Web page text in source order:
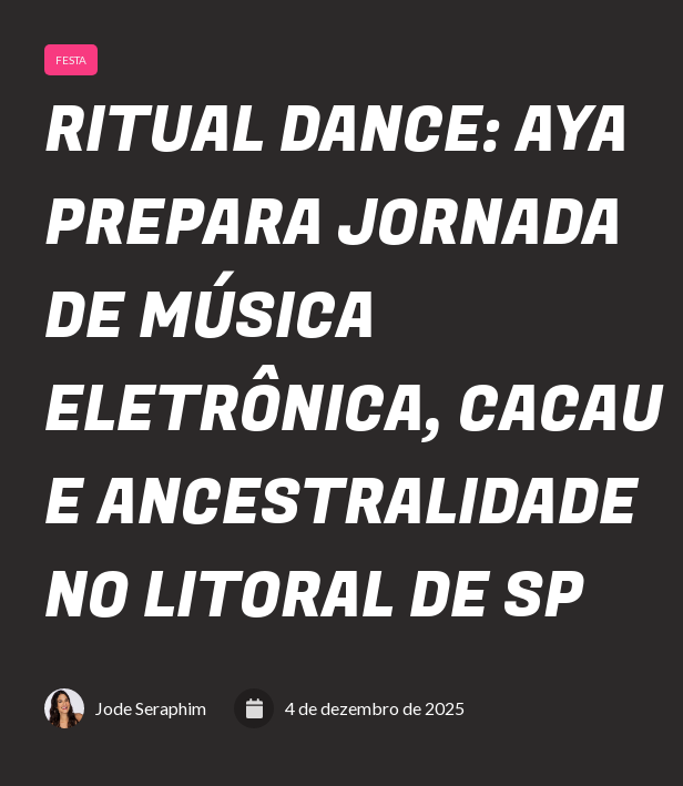
FESTA
RITUAL DANCE: AYA
PREPARA JORNADA
DE MÚSICA
ELETRÔNICA, CACAU
E ANCESTRALIDADE
NO LITORAL DE SP
Jode Seraphim 4 de dezembro de 2025